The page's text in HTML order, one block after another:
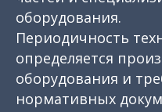
оборудования.
Периодичность
определяется
оборудования и
нормативных